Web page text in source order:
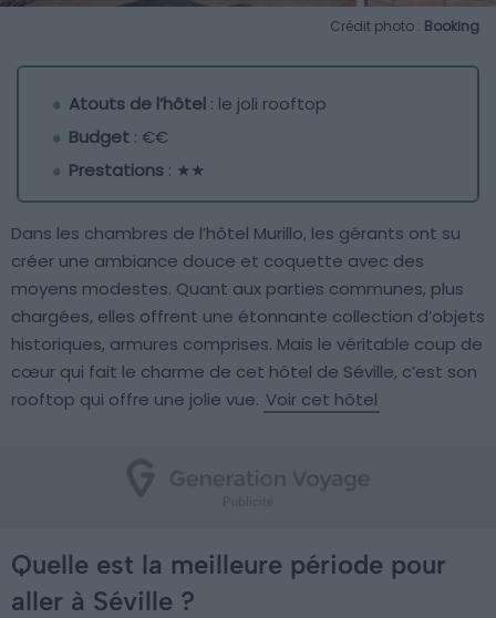
Crédit photo : Booking
Atouts de l’hôtel : le joli rooftop
Budget : €€
Prestations : ★★
Dans les chambres de l’hôtel Murillo, les gérants ont su
créer une ambiance douce et coquette avec des
moyens modestes. Quant aux parties communes, plus
chargées, elles offrent une étonnante collection d’objets
historiques, armures comprises. Mais le véritable coup de
cœur qui fait le charme de cet hôtel de Séville, c’est son
rooftop qui offre une jolie vue. Voir cet hôtel
Quelle est la meilleure période pour
aller à Séville ?